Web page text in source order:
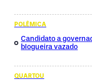
POLÊMICA
Candidato a
blogueira vazado
QUARTOU